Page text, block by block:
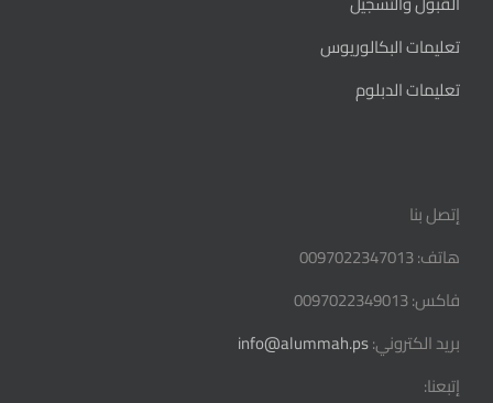
تعليمات البكالوريوس
تعليمات الدبلوم
إتصل بنا
هاتف: 0097022347013
فاكس: 0097022349013
بريد الكتروني:
إتبعنا: